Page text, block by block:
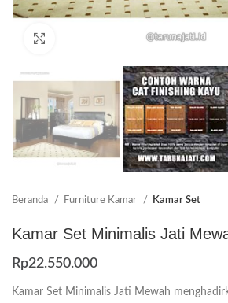
Beranda Furniture Kamar Kamar Set
Kamar Set Minimalis Jati
Rp22.550.000
Kamar Set Minimalis Jati Mewah